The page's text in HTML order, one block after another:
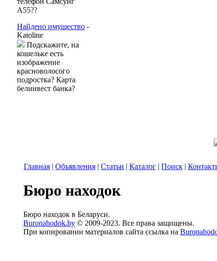
А55??
Найдено имущество -
Katoline
Подскажите, на
кошельке есть
изображение
красноволосого
подростка? Карта
белинвест банка?
Главная | Объявления | Статьи | Каталог | Поиск |
Бюро находок
Бюро находок в Беларуси.
Buronahodok.by © 2009-2023. Все права защищены.
При копировании материалов сайта ссылка на